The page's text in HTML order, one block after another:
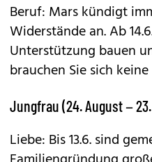
Beruf: Mars kündigt
Widerstände an. Ab
Unterstützung bauen
brauchen Sie sich
Jungfrau (24. August –
Liebe: Bis 13.6. sind